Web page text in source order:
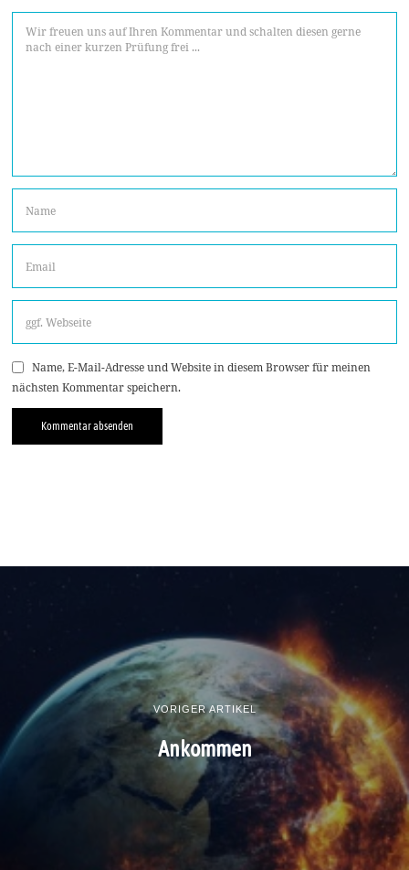
Name, E-Mail-Adresse und Website in diesem Browser für meinen
nächsten Kommentar speichern.
VORIGER ARTIKEL
Ankommen